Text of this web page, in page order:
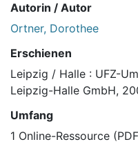
Autorin / Autor
Ortner, Dorothee
Erschienen
Leipzig / Halle : UFZ-
Leipzig-Halle GmbH,
Umfang
1 Online-Ressource